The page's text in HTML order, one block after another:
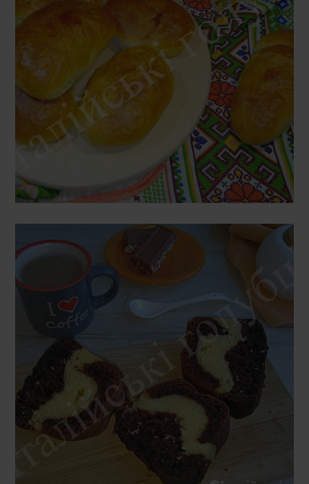
НЕДІЛЯ, 15 БЕРЕЗНЯ 2020 Р.
ПИРІЖКИ З РИСОМ, ЯЙЦЕМ І
ЗЕЛЕНОЮ ЦИБУЛЬКОЮ
ПʼЯТНИЦЯ, 28 ЛЮТОГО 2020 Р.
ШОКОЛАДНИЙ КЕКС З СИРНОЮ
НАЧИНКОЮ (TORTA AL CACAO
CON CUORE DI RICOTTA)